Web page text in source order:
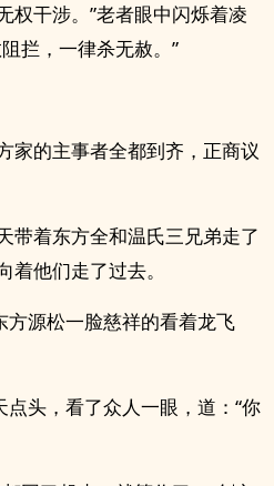
权干涉。”老者眼中闪烁着凌
拦，一律杀无赦。”
家的主事者全都到齐，正商议
带着东方全和温氏三兄弟走了
他们走了过去。
方源松一脸慈祥的看着龙飞
点头，看了众人一眼，道：“你